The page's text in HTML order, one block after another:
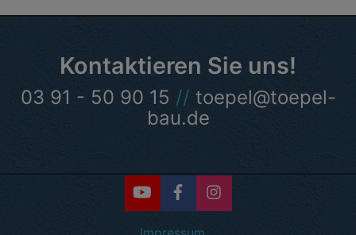
Kontaktieren Sie uns!
03 91 - 50 90 15 // toepel@toepel-
bau.de